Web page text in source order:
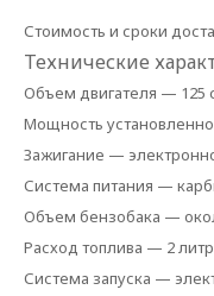
Стоимость и сроки
Технические
Объем двигателя — 125
Мощность
Зажигание —
Система питания —
Объем бензобака —
Расход топлива — 2
Система запуска —